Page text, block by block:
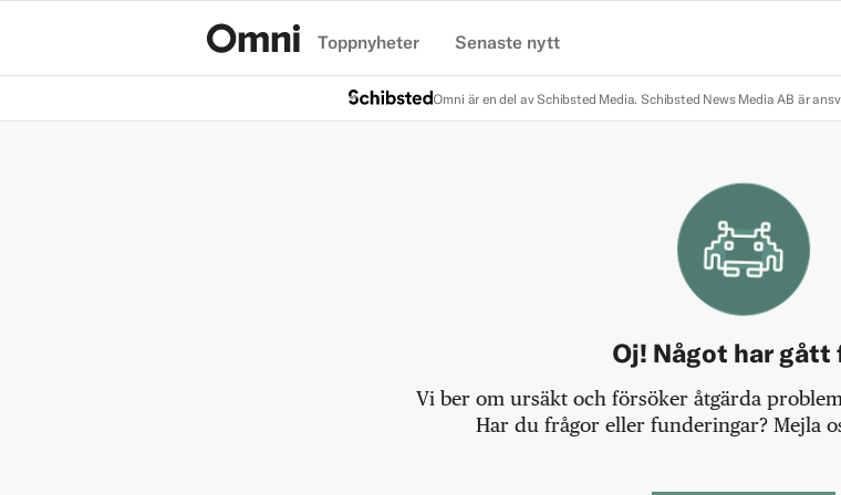
Toppnyheter Senaste nytt
Omni är en del av Schibsted Media. Schibsted News Media AB är
Oj! Något har gått
Vi ber om ursäkt och försöker åtgärda
Har du frågor eller funderingar? Mejla